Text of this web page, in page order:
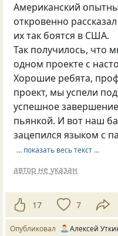
Американский
откровенно
их так боятся в США.
Так получилось, что
одном проекте с
Хорошие ребята,
проект, мы успели
успешное
пьянкой. И вот наш
зацепился языком с
… показать весь текст …
автор не указан
17 7
Опубликовал Алексей